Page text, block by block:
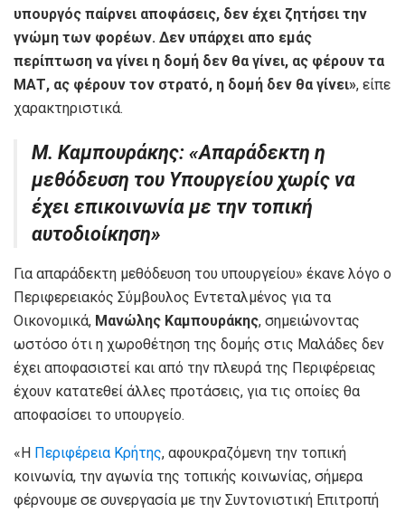
υπουργός παίρνει αποφάσεις, δεν έχει ζητήσει την
γνώμη των φορέων. Δεν υπάρχει απο εμάς
περίπτωση να γίνει η δομή δεν θα γίνει, ας φέρουν τα
ΜΑΤ, ας φέρουν τον στρατό, η δομή δεν θα γίνει», είπε
χαρακτηριστικά.
M. Καμπουράκης: «Απαράδεκτη η
μεθόδευση του Υπουργείου χωρίς να
έχει επικοινωνία με την τοπική
αυτοδιοίκηση»
Για απαράδεκτη μεθόδευση του υπουργείου» έκανε λόγο ο
Περιφερειακός Σύμβουλος Εντεταλμένος για τα
Οικονομικά, Μανώλης Καμπουράκης, σημειώνοντας
ωστόσο ότι η χωροθέτηση της δομής στις Μαλάδες δεν
έχει αποφασιστεί και από την πλευρά της Περιφέρειας
έχουν κατατεθεί άλλες προτάσεις, για τις οποίες θα
αποφασίσει το υπουργείο.
«Η Περιφέρεια Κρήτης, αφουκραζόμενη την τοπική
κοινωνία, την αγωνία της τοπικής κοινωνίας, σήμερα
φέρνουμε σε συνεργασία με την Συντονιστική Επιτροπή